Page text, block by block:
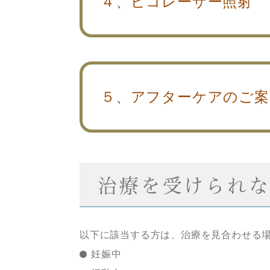
５、アフターケアのご
治療を受けられ
以下に該当する方は、治療を見合わせる
妊娠中